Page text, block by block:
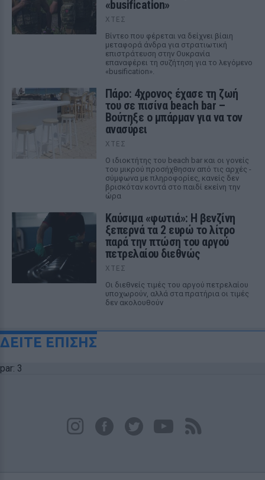
«busification»
ΧΤΕΣ
Βίντεο που φέρεται να δείχνει βίαιη
μεταφορά άνδρα για στρατιωτική
επιστράτευση στην Ουκρανία
επαναφέρει τη συζήτηση για το λεγόμενο
«busification».
Πάρο: 4χρονος έχασε τη ζωή
του σε πισίνα beach bar –
Βούτηξε ο μπάρμαν για να τον
ανασύρει
ΧΤΕΣ
Ο ιδιοκτήτης του beach bar και οι γονείς
του μικρού προσήχθησαν από τις αρχές -
σύμφωνα με πληροφορίες, κανείς δεν
βρισκόταν κοντά στο παιδί εκείνη την
ώρα
Καύσιμα «φωτιά»: Η βενζίνη
ξεπερνά τα 2 ευρώ το λίτρο
παρά την πτώση του αργού
πετρελαίου διεθνώς
ΧΤΕΣ
Οι διεθνείς τιμές του αργού πετρελαίου
υποχωρούν, αλλά στα πρατήρια οι τιμές
δεν ακολουθούν
ΔΕΙΤΕ ΕΠΙΣΗΣ
par: 3